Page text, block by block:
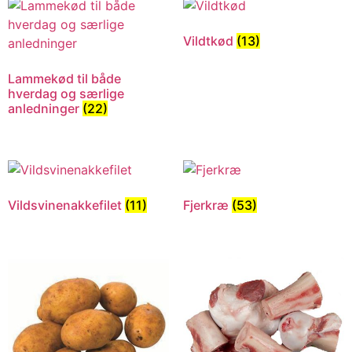
Lammekød til både
hverdag og særlige
anledninger (22)
Vildtkød (13)
Vildsvinenakkefilet (11) Fjerkræ (53)